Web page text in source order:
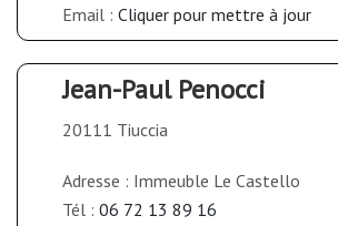
Email : Cliquer pour mettre à jour
Jean-Paul Penocci
20111 Tiuccia
Adresse : Immeuble Le Castello
Tél : 06 72 13 89 16